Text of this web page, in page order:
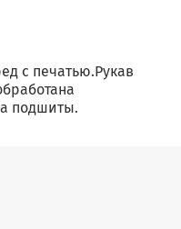
с печатью.Рукав
подшиты.